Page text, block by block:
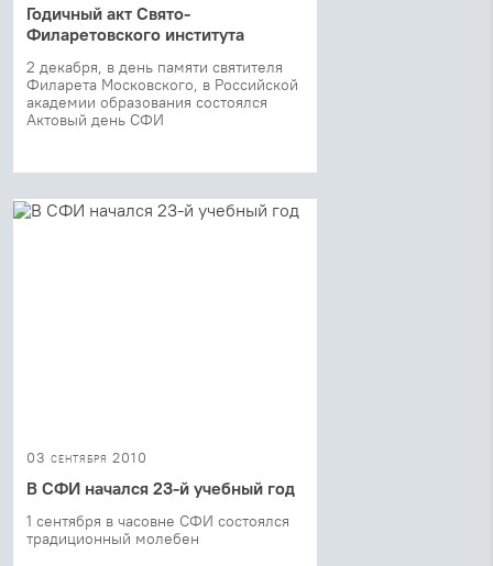
Годичный акт Свято-
Филаретовского института
2 декабря, в день памяти святителя
Филарета Московского, в Российской
академии образования состоялся
Актовый день СФИ
03 сентября 2010
В СФИ начался 23-й учебный год
1 сентября в часовне СФИ состоялся
традиционный молебен